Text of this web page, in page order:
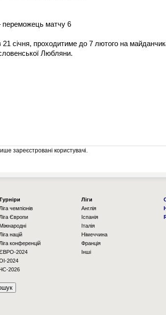
матчу 6
січня, проходитиме до 7 лютого на
Любляни.
зареєстровані користувачі.
Ліга чемпіонів
Ліга Європи
Міжнародні
Ліга націй
Ліга конференцій
2024
2024
2026
Ліги
Англія
Іспанія
Італія
Німеччина
Франція
Інші